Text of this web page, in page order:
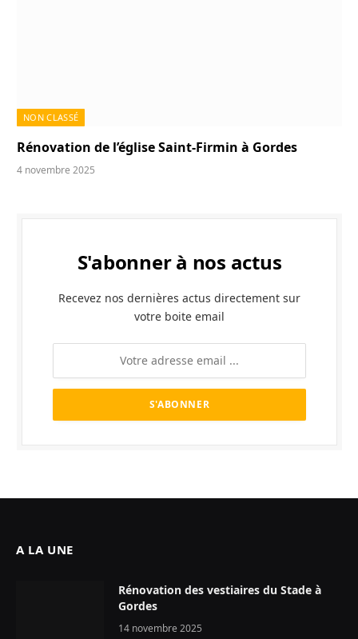
NON CLASSÉ
Rénovation de l’église Saint-Firmin à Gordes
4 novembre 2025
S'abonner à nos actus
Recevez nos dernières actus directement sur
votre boite email
A LA UNE
Rénovation des vestiaires du Stade à
Gordes
14 novembre 2025